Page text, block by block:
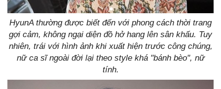
HyunA thường được biết đến với phong cách thời trang
gợi cảm, không ngại diện đồ hở hang lên sân khấu. Tuy
nhiên, trái với hình ảnh khi xuất hiện trước công chúng,
nữ ca sĩ ngoài đời lại theo style khá "bánh bèo", nữ
tính.